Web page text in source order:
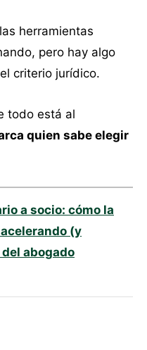
herramientas
pero hay algo
criterio jurídico.
todo está al
quien sabe elegir
a socio: cómo la
(y
abogado